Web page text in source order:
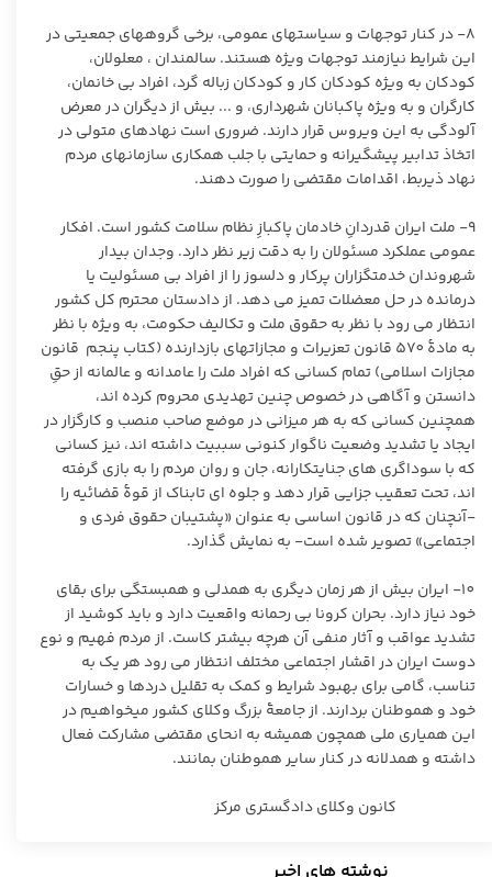
٨- در کنار توجهات و سیاست‏های عمومی، برخی گروه‏های جمعیتی در
این شرایط نیازمند توجهات ویژه هستند. سالمندان ، معلولان،
کودکان به ویژه کودکان کار و کودکان زباله‏ گرد، افراد بی‏ خانمان،
کارگران و به ویژه پاکبانان شهرداری، و ... بیش از دیگران در معرض
آلودگی به این ویروس قرار دارند. ضروری است نهادهای متولی در
اتخاذ تدابیر پیشگیرانه و حمایتی با جلب همکاری سازمان‏های مردم
‏نهاد ذیربط، اقدامات مقتضی را صورت دهند.
٩- ملت ایران قدردانِ خادمان پاکبازِ نظام سلامت کشور است. افکار
عمومی عملکرد مسئولان را به دقت زیر نظر دارد. وجدان بیدار
شهروندان خدمتگزاران پرکار و دلسوز را از افراد بی ‏مسئولیت یا
درمانده در حل معضلات تمیز می‏ دهد. از دادستان محترم کل کشور
انتظار می‏ رود با نظر به حقوق ملت و تکالیف حکومت، به ‏ویژه با نظر
به مادۀ ٥٧٠ قانون تعزیرات و مجازات‏های بازدارنده (کتاب پنجم قانون
مجازات اسلامی) تمام کسانی که افراد ملت را عامدانه و عالمانه از حقِ
دانستن و آگاهی در خصوص چنین تهدیدی محروم کرده‏ اند،
همچنین کسانی که به هر میزانی در موضع صاحب ‏منصب و کارگزار در
ایجاد یا تشدید وضعیت ناگوار کنونی سببیت داشته ‏اند، نیز کسانی
که با سوداگری‏ های جنایتکارانه، جان و روان مردم را به بازی گرفته
‏اند، تحت تعقیب جزایی قرار دهد و جلوه‏ ای تابناک از قوۀ قضائیه را
-آنچنان که در قانون اساسی به‏ عنوان «پشتیبان حقوق فردی و
اجتماعی» تصویر شده است- به نمایش گذارد.
١٠- ایران بیش از هر زمان دیگری به همدلی و همبستگی برای بقای
خود نیاز دارد. بحران کرونا بی رحمانه واقعیت دارد و باید کوشید از
تشدید عواقب و آثار منفی آن هرچه بیشتر کاست. از مردم فهیم و نوع
‏دوست ایران در اقشار اجتماعی مختلف انتظار می‏ رود هر یک به
تناسب، گامی برای بهبود شرایط و کمک به تقلیل دردها و خسارات
خود و هموطنان بردارند. از جامعۀ بزرگ وکلای کشور می‏خواهیم در
این همیاری ملی همچون همیشه به انحای مقتضی مشارکت فعال
داشته و همدلانه در کنار سایر هموطنان بمانند.
كانون وكلاى دادگسترى مركز
نوشته های اخیر